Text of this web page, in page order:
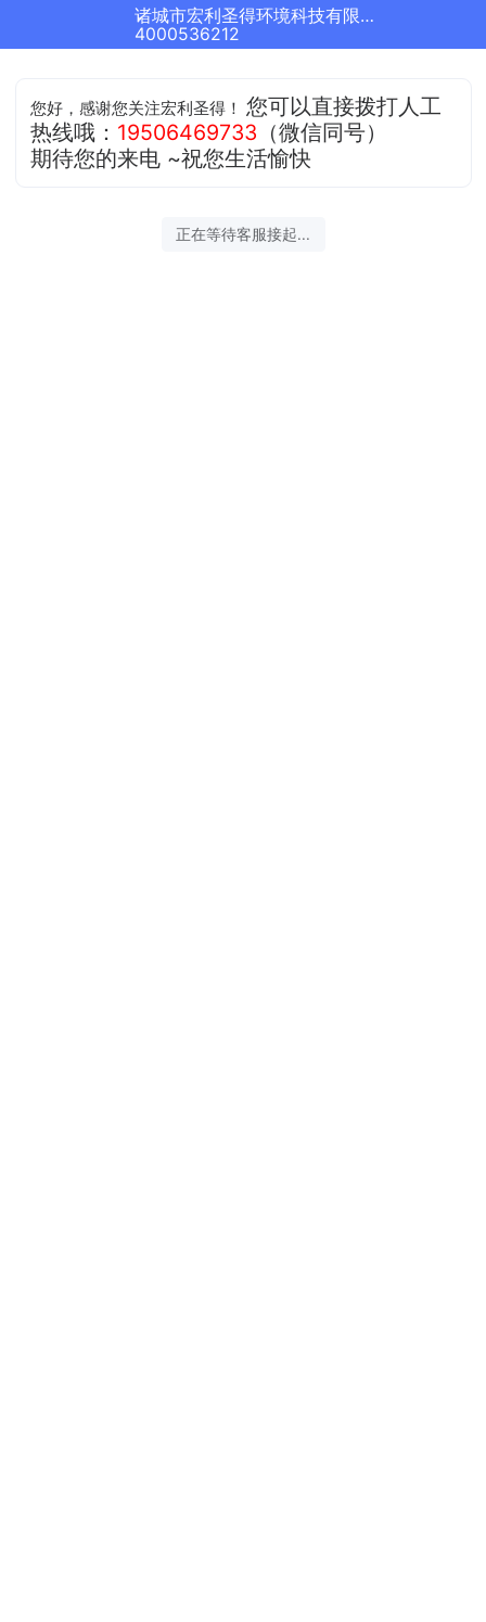
诸城市宏利圣得环境科技有限公司正在为您服务
4000536212
您好，感谢您关注宏利圣得！您可以直接拨打人工
热线哦： 19506469733 （微信同号）
期待您的来电 ~祝您生活愉快
正在等待客服接起...